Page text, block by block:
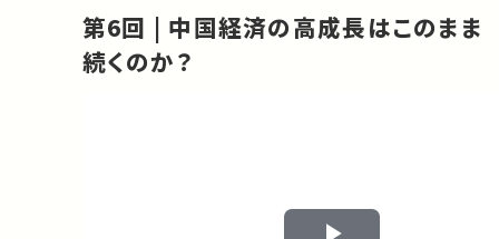
第6回 | 中国経済の高成長はこのまま
続くのか？